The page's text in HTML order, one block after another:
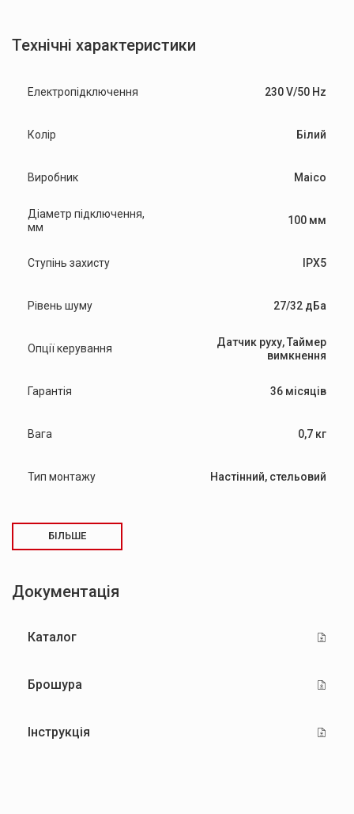
Технічні характеристики
Електропідключення 230 V/50 Hz
Колір Білий
Виробник Maico
Діаметр підключення,
мм
100 мм
Ступінь захисту IPX5
Рівень шуму 27/32 дБа
Опції керування
Датчик руху, Таймер
вимкнення
Гарантія 36 місяців
Вага 0,7 кг
Тип монтажу Настінний, стельовий
БІЛЬШЕ
Документація
Каталог
Брошура
Інструкція